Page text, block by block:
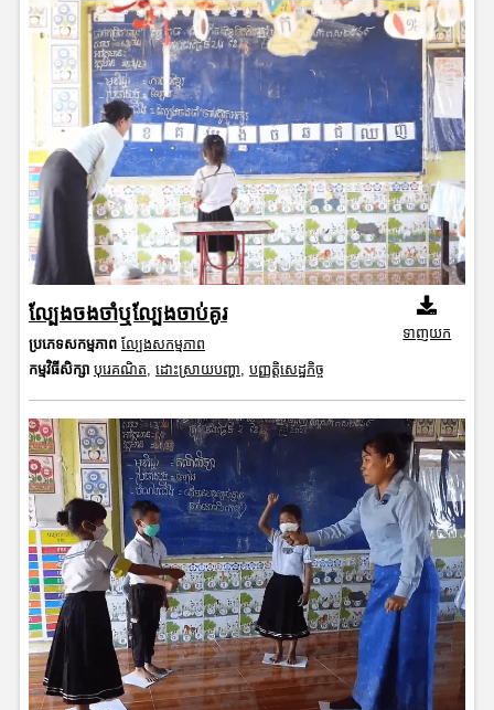
ល្បែងចងចាំឬល្បែងចាប់គូរ
ប្រភេទសកម្មភាព ល្បែងសកម្មភាព
កម្មវិធីសិក្សា បុរេគណិត, ដោះស្រាយបញ្ហា, បញ្ញត្តិសេដ្ឋកិច្ច
ទាញយក